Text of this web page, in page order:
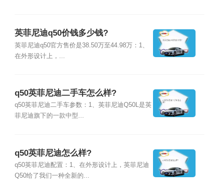
英菲尼迪q50价钱多少钱?
英菲尼迪q50官方售价是38.50万至44.98万：1、
在外形设计上，...
q50英菲尼迪二手车怎么样?
q50英菲尼迪二手车参数：1、英菲尼迪Q50L是英
菲尼迪旗下的一款中型...
q50英菲尼迪怎么样?
q50英菲尼迪配置：1、在外形设计上，英菲尼迪
Q50给了我们一种全新的...